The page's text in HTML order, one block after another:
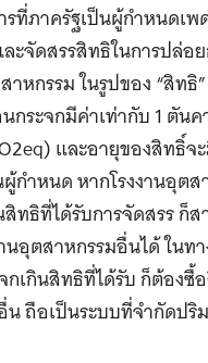
รที่ภาครัฐเป็นผู้กำหนดเ
ะจัดสรรสิทธิในการปล่อ
าหกรรม ในรูปของ “สิทธิ
กระจกมีค่าเท่ากับ 1 ตัน
และอายุของสิทธิ์จ
กำหนด หากโรงงานอุต
ทธิที่ได้รับการจัดสรร ก็
นอุตสาหกรรมอื่นได้ ใน
กเกินสิทธิที่ได้รับ ก็ต้องซื้
น ถือเป็นระบบที่จำกัดป